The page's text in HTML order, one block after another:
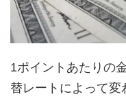
1ポイントあたりの
替レートによって変